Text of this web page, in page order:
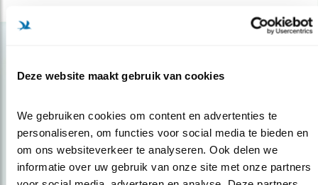
Deze website maakt gebruik van cookies
We gebruiken cookies om content en advertenties te
personaliseren, om functies voor social media te bieden en
om ons websiteverkeer te analyseren. Ook delen we
informatie over uw gebruik van onze site met onze partners
Op de hoogte blijven?